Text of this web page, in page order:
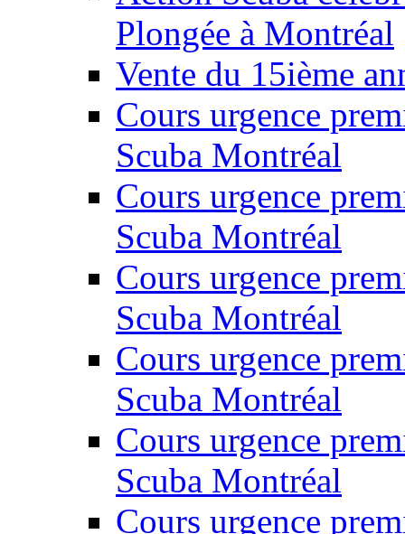
Plongée à Montréal
Vente du 15ième
Cours urgence
Scuba Montréal
Cours urgence
Scuba Montréal
Cours urgence
Scuba Montréal
Cours urgence
Scuba Montréal
Cours urgence
Scuba Montréal
Cours urgence